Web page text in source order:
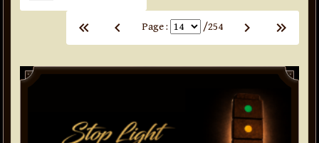
keyboard_arrow_left
keyboard_arrow_left keyboard_arrow_left Page : /254 keyboard_arrow_right keyboard_arrow_right
keyboard_arrow_right
Paddle